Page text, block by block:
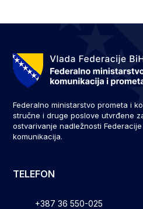
Federalno ministarstvo prometa i
stručne i druge poslove utvrđene
ostvarivanje nadležnosti
komunikacija.
TELEFON
+387 36 550-025